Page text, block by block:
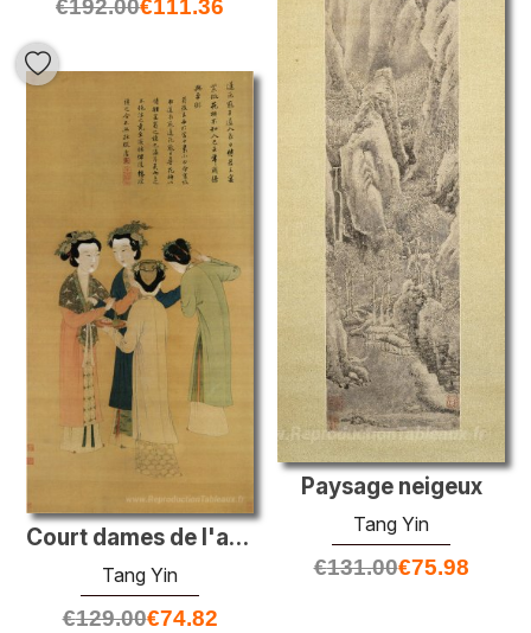
€192.00€111.36
Paysage neigeux
Tang Yin
€131.00€75.98
Court dames de l'ancien shu
Tang Yin
€129.00€74.82